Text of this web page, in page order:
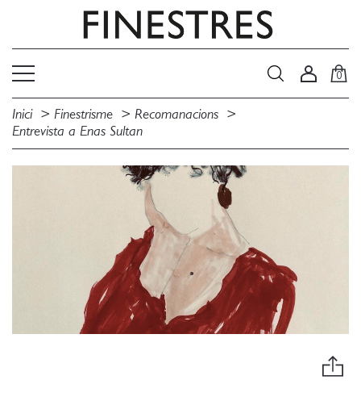
0
Inici Finestrisme
Recomanacions
Entrevista a Enas Sultan